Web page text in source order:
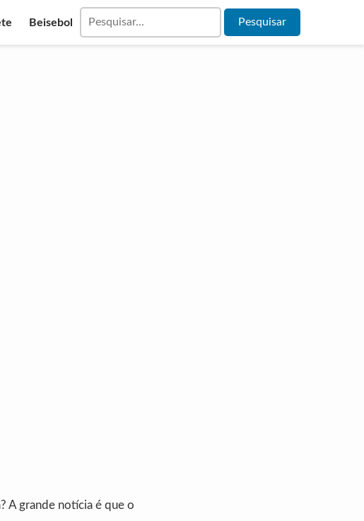
Beisebol
A grande notícia é que o